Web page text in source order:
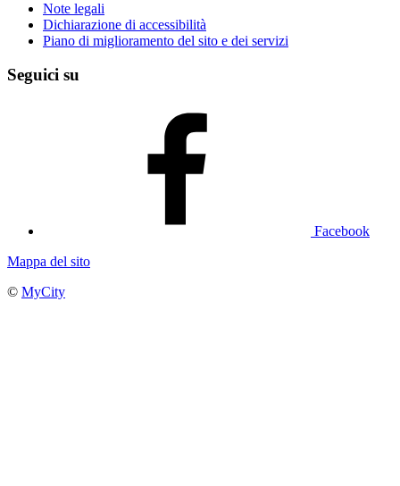
Note legali
Dichiarazione di accessibilità
Piano di miglioramento del sito e dei servizi
Seguici su
Facebook
Mappa del sito
© MyCity